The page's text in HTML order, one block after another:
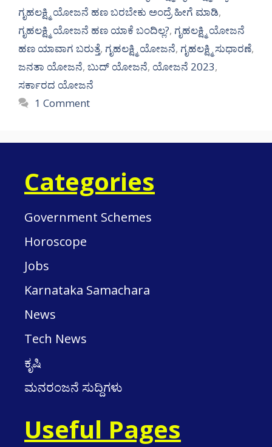
ಗೃಹಲಕ್ಷ್ಮಿ ಯೋಜನೆ ಹಣ ಬರಬೇಕು ಅಂದ್ರೆ ಹೀಗೆ ಮಾಡಿ,
ಗೃಹಲಕ್ಷ್ಮಿ ಯೋಜನೆ ಹಣ ಯಾಕೆ ಬಂದಿಲ್ಲ?, ಗೃಹಲಕ್ಷ್ಮಿ ಯೋಜನೆ
ಹಣ ಯಾವಾಗ ಬರುತ್ತೆ, ಗೃಹಲಕ್ಷ್ಮಿ ಯೋಜನೆ, ಗೃಹಲಕ್ಷ್ಮಿ ಸುಧಾರಣೆ,
ಜನತಾ ಯೋಜನೆ, ಬುದ್ ಯೋಜನೆ, ಯೋಜನೆ 2023,
ಸರ್ಕಾರದ ಯೋಜನೆ
1 Comment
Categories
Government Schemes
Horoscope
Jobs
Karnataka Samachara
News
Tech News
ಕೃಷಿ
ಮನರಂಜನೆ ಸುದ್ದಿಗಳು
Useful Pages